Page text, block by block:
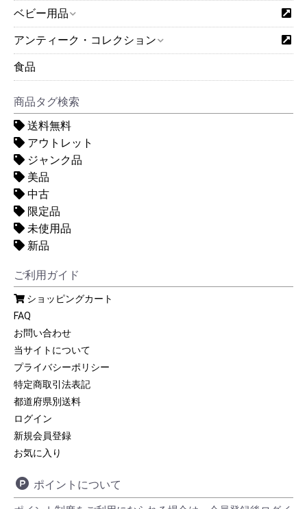
ベビー用品
アンティーク・コレクション
食品
商品タグ検索
送料無料
アウトレット
ジャンク品
美品
中古
限定品
未使用品
新品
ご利用ガイド
ショッピングカート
FAQ
お問い合わせ
当サイトについて
プライバシーポリシー
特定商取引法表記
都道府県別送料
ログイン
新規会員登録
お気に入り
ポイントについて